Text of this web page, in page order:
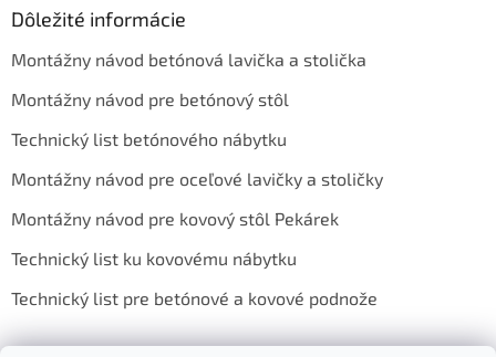
Dôležité informácie
Montážny návod betónová lavička a stolička
Montážny návod pre betónový stôl
Technický list betónového nábytku
Montážny návod pre oceľové lavičky a stoličky
Montážny návod pre kovový stôl Pekárek
Technický list ku kovovému nábytku
Technický list pre betónové a kovové podnože